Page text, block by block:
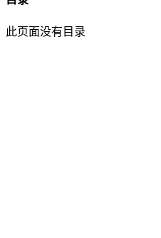
此页面没有目录